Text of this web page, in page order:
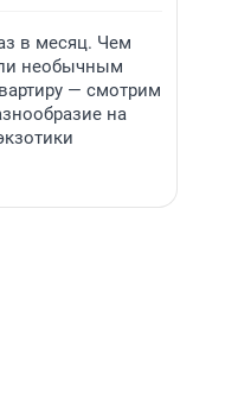
в месяц. Чем
необычным
— смотрим
на